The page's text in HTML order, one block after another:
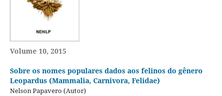
Volume 10, 2015
Sobre os nomes populares dados aos felinos do gênero
Leopardus (Mammalia, Carnivora, Felidae)
Nelson Papavero (Autor)